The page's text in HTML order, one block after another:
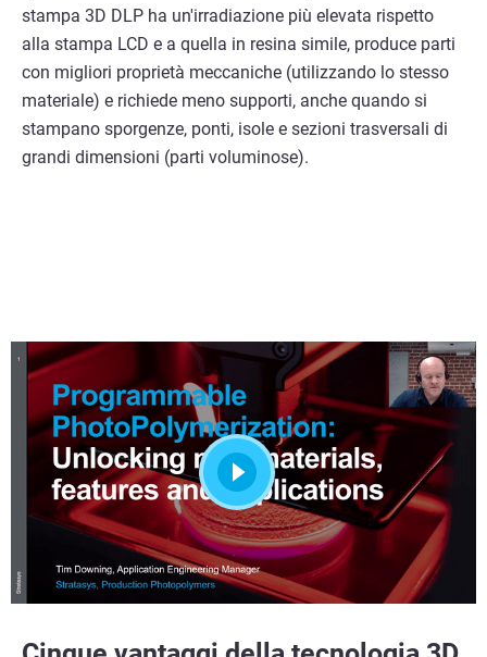
stampa 3D DLP ha un'irradiazione più elevata rispetto
alla stampa LCD e a quella in resina simile, produce parti
con migliori proprietà meccaniche (utilizzando lo stesso
materiale) e richiede meno supporti, anche quando si
stampano sporgenze, ponti, isole e sezioni trasversali di
grandi dimensioni (parti voluminose).